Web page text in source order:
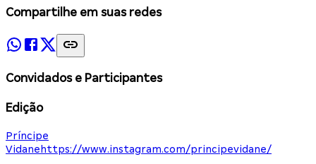
Compartilhe em suas redes
Convidados e Participantes
Edição
Príncipe
Vidane https://www.instagram.com/principevidane/